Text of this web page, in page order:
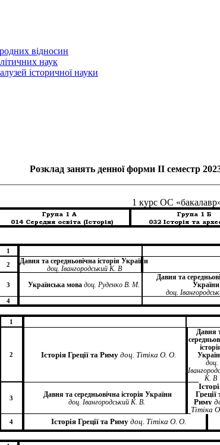
відносин
наук
історичної науки
Розклад занять денної форми ІІ семестр